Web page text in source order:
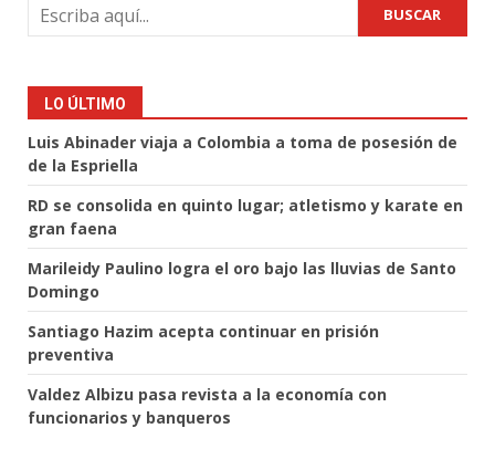
BUSCAR
LO ÚLTIMO
Luis Abinader viaja a Colombia a toma de posesión de
de la Espriella
RD se consolida en quinto lugar; atletismo y karate en
gran faena
Marileidy Paulino logra el oro bajo las lluvias de Santo
Domingo
Santiago Hazim acepta continuar en prisión
preventiva
Valdez Albizu pasa revista a la economía con
funcionarios y banqueros